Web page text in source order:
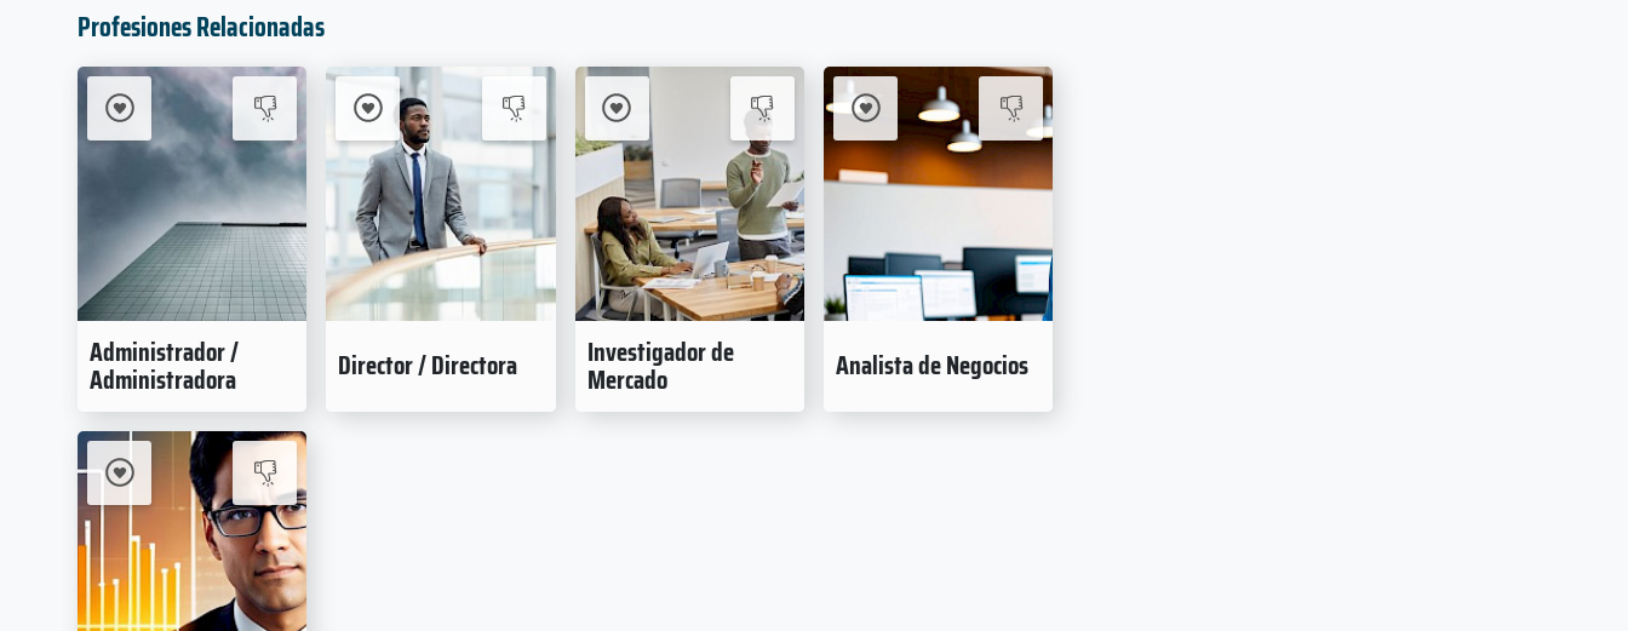
Profesiones Relacionadas
Administrador /
Administradora Director / Directora Investigador de
Mercado Analista de Negocios